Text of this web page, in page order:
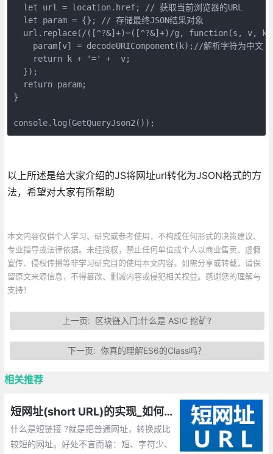
  let url = location.href; // 获取当前浏览器的URL
  let param = {}; // 存储最终JSON结果对象
url.replace(/([^?&]+)=([^?&]+)/g, function(s, v,
    param[v] = decodeURIComponent(k);//解析字符为中文
    return k + '=' +  v;
  });
  return param;
}
console.log(GetQueryJson2());
以上所述是给大家介绍的JS将网址url转化为JSON格式的方
法，希望对大家有所帮助
本文内容仅供个人学习、研究或参考使用，不构成任何形式的决策建议、
专业指导或法律依据。未经授权，禁止任何单位或个人以商业售卖、虚假
宣传、侵权传播等非学习研究目的使用本文内容。如需分享或转载，请保
留原文来源信息，不得篡改、删减内容或侵犯相关权益。感谢您的理解与
支持！
上一页: 区块链入门:什么是 ASIC 挖矿?
下一页:你真的理解ES6的Class吗？
相关推荐
短网址(short URL)的实现_如何生成短链接URL？
什么是短链接 ?就是把普通网址，转换成比
较短的网址。好处不言而喻：短、字符少、